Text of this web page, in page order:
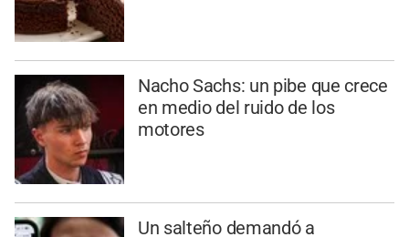
Nacho Sachs: un pibe que crece
en medio del ruido de los
motores
Un salteño demandó a